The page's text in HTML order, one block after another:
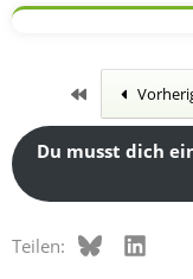
k
n
Erste
Du musst dich
Teilen: Bluesky